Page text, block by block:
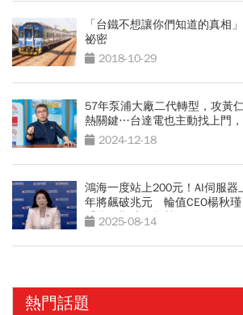
「台鐵不想讓你們知道的真相
祕密
2018-10-29
57年泵浦大廠二代轉型，攻黃
熱關鍵…台達電也主動找上門
2024-12-18
鴻海一度站上200元！AI伺服器
年將飆破兆元 輪值CEO楊秋瑾
「是長期成長趨勢」
2025-08-14
熱門話題